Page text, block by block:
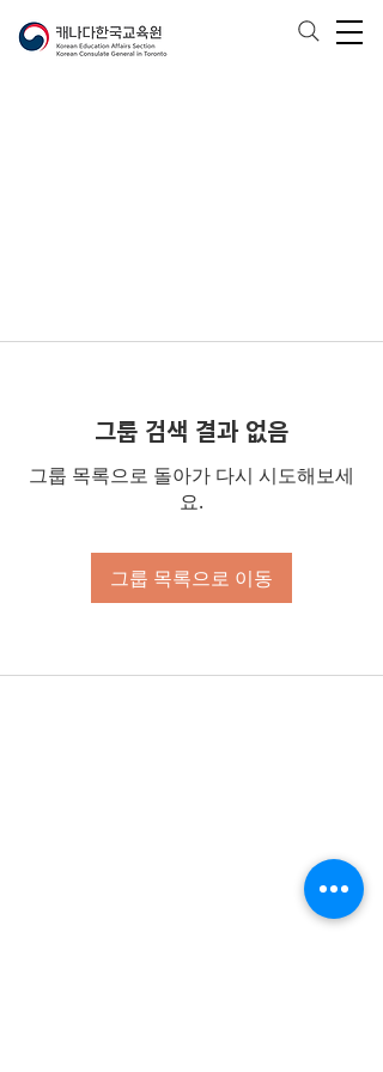
그룹 검색 결과 없음
그룹 목록으로 돌아가 다시 시도해보세
요.
그룹 목록으로 이동